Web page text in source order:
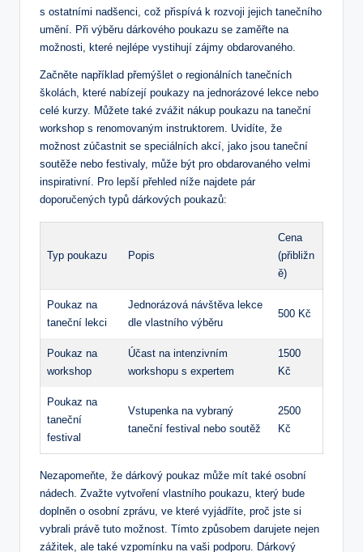
s ostatními nadšenci, což přispívá k rozvoji jejich tanečního
umění. Při výběru dárkového poukazu se zaměřte na
možnosti, které nejlépe vystihují zájmy obdarovaného.
Začněte například přemýšlet o regionálních tanečních
školách, které nabízejí poukazy na jednorázové lekce nebo
celé kurzy. Můžete také zvážit nákup poukazu na taneční
workshop s renomovaným instruktorem. Uvidíte, že
možnost zúčastnit se speciálních akcí, jako jsou taneční
soutěže nebo festivaly, může být pro obdarovaného velmi
inspirativní. Pro lepší přehled níže najdete pár
doporučených typů dárkových poukazů:
Typ poukazu Popis
Cena
(přibližn
ě)
Poukaz na
taneční lekci
Jednorázová návštěva lekce
dle vlastního výběru
500 Kč
Poukaz na
workshop
Účast na intenzivním
workshopu s expertem
1500
Kč
Poukaz na
taneční
festival
Vstupenka na vybraný
taneční festival nebo soutěž
2500
Kč
Nezapomeňte, že dárkový poukaz může mít také osobní
nádech. Zvažte vytvoření vlastního poukazu, který bude
doplněn o osobní zprávu, ve které vyjádříte, proč jste si
vybrali právě tuto možnost. Tímto způsobem darujete nejen
zážitek, ale také vzpomínku na vaši podporu. Dárkový